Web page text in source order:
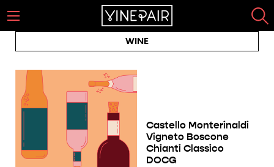
WINE
Castello Monterinaldi
Vigneto Boscone
Chianti Classico
DOCG